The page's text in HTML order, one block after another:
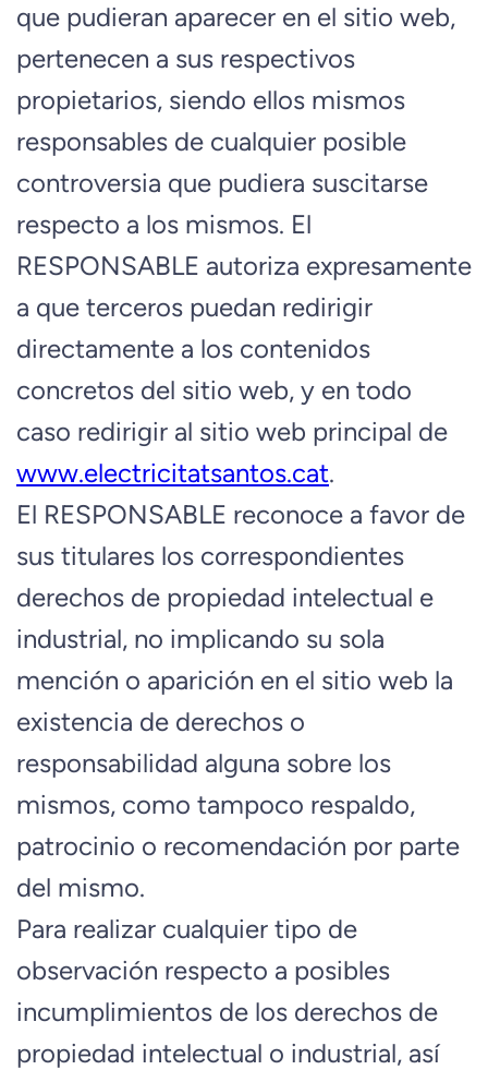
que pudieran aparecer en el sitio web,
pertenecen a sus respectivos
propietarios, siendo ellos mismos
responsables de cualquier posible
controversia que pudiera suscitarse
respecto a los mismos. El
RESPONSABLE autoriza expresamente
a que terceros puedan redirigir
directamente a los contenidos
concretos del sitio web, y en todo
caso redirigir al sitio web principal de
www.electricitatsantos.cat.
El RESPONSABLE reconoce a favor de
sus titulares los correspondientes
derechos de propiedad intelectual e
industrial, no implicando su sola
mención o aparición en el sitio web la
existencia de derechos o
responsabilidad alguna sobre los
mismos, como tampoco respaldo,
patrocinio o recomendación por parte
del mismo.
Para realizar cualquier tipo de
observación respecto a posibles
incumplimientos de los derechos de
propiedad intelectual o industrial, así